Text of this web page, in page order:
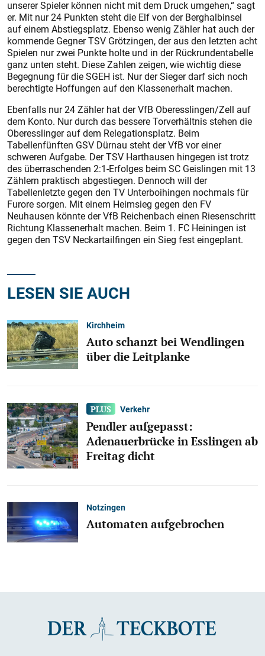
unserer Spieler können nicht mit dem Druck umgehen,“ sagt
er. Mit nur 24 Punkten steht die Elf von der Berghalbinsel
auf einem Abstiegsplatz. Ebenso wenig Zähler hat auch der
kommende Gegner TSV Grötzingen, der aus den letzten acht
Spielen nur zwei Punkte holte und in der Rückrundentabelle
ganz unten steht. Diese Zahlen zeigen, wie wichtig diese
Begegnung für die SGEH ist. Nur der Sieger darf sich noch
berechtigte Hoffungen auf den Klassenerhalt machen.
Ebenfalls nur 24 Zähler hat der VfB Oberesslingen/Zell auf
dem Konto. Nur durch das bessere Torverhältnis stehen die
Oberesslinger auf dem Relegationsplatz. Beim
Tabellenfünften GSV Dürnau steht der VfB vor einer
schweren Aufgabe. Der TSV Harthausen hingegen ist trotz
des überraschenden 2:1-Erfolges beim SC Geislingen mit 13
Zählern praktisch abgestiegen. Dennoch will der
Tabellenletzte gegen den TV Unterboihingen nochmals für
Furore sorgen. Mit einem Heimsieg gegen den FV
Neuhausen könnte der VfB Reichenbach einen Riesenschritt
Richtung Klassenerhalt machen. Beim 1. FC Heiningen ist
gegen den TSV Neckartailfingen ein Sieg fest eingeplant.
LESEN SIE AUCH
Kirchheim
Auto schanzt bei Wendlingen
über die Leitplanke
Verkehr
Pendler aufgepasst:
Adenauerbrücke in Esslingen ab
Freitag dicht
Notzingen
Automaten aufgebrochen